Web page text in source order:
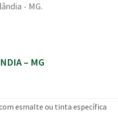
- MG.
– MG
esmalte ou tinta específica